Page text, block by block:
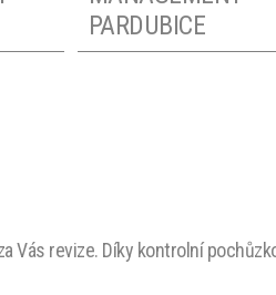
PARDUBICE
FACILITY
Vás revize. Díky kontrolní